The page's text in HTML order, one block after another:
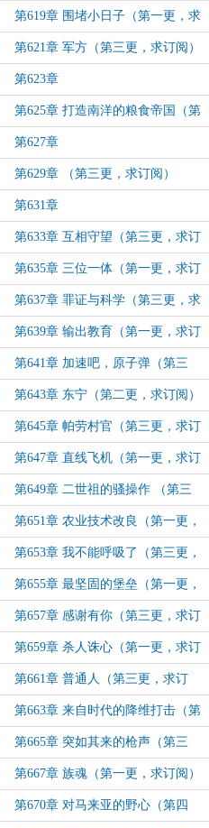
三更，求订阅）
第619章 围堵小日子（第一更，求
订阅）
第621章 军方（第三更，求订阅）
第623章
第625章 打造南洋的粮食帝国（第
三更，求订阅）
第627章
第629章 （第三更，求订阅）
第631章
第633章 互相守望（第三更，求订
阅）
第635章 三位一体（第一更，求订
阅）
第637章 罪证与科学（第三更，求
订阅）
第639章 输出教育（第一更，求订
阅）
第641章 加速吧，原子弹（第三
更，求订阅）
第643章 东宁（第二更，求订阅）
第645章 帕劳村官（第三更，求订
阅）
第647章 直线飞机（第一更，求订
阅）
第649章 二世祖的骚操作 （第三
更，求订阅）
第651章 农业技术改良（第一更，
求订阅）
第653章 我不能呼吸了（第三更，
求订阅）
第655章 最坚固的堡垒（第一更，
求订阅）
第657章 感谢有你（第三更，求订
阅）
第659章 杀人诛心（第一更，求订
阅）
第661章 普通人（第三更，求订
阅）
第663章 来自时代的降维打击（第
一更，求订阅）
第665章 突如其来的枪声（第三
更，求订阅）
第667章 族魂（第一更，求订阅）
第670章 对马来亚的野心（第四